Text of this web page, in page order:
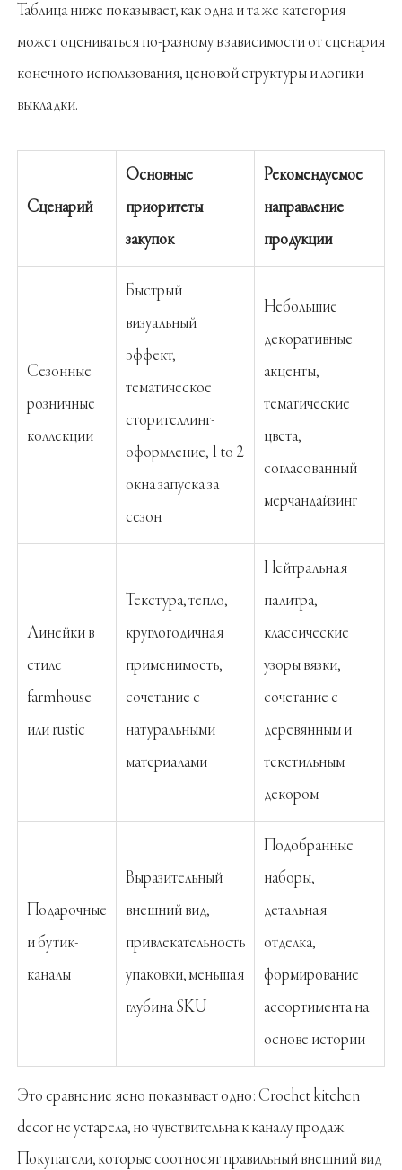
Таблица ниже показывает, как одна и та же категория
может оцениваться по-разному в зависимости от сценария
конечного использования, ценовой структуры и логики
выкладки.
Сценарий
Основные
приоритеты
закупок
Рекомендуемое
направление
продукции
Сезонные
розничные
коллекции
Быстрый
визуальный
эффект,
тематическое
сторителлинг-
оформление, 1 to 2
окна запуска за
сезон
Небольшие
декоративные
акценты,
тематические
цвета,
согласованный
мерчандайзинг
Линейки в
стиле
farmhouse
или rustic
Текстура, тепло,
круглогодичная
применимость,
сочетание с
натуральными
материалами
Нейтральная
палитра,
классические
узоры вязки,
сочетание с
деревянным и
текстильным
декором
Подарочные
и бутик-
каналы
Выразительный
внешний вид,
привлекательность
упаковки, меньшая
глубина SKU
Подобранные
наборы,
детальная
отделка,
формирование
ассортимента на
основе истории
Это сравнение ясно показывает одно: Crochet kitchen
decor не устарела, но чувствительна к каналу продаж.
Покупатели, которые соотносят правильный внешний вид